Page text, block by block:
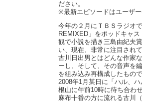
ださい。
※最新エピソードはユーザ
今年の２月にＴＢＳラジオ
REMIXED」をポッドキャ
観で小説を描き三島由紀夫
い、現在、非常に注目され
古川日出男とはどんな作家
ーし、そして、その音声を
を組み込み再構成したもの
2008年1月某日に「ハル、
根山に午前10時に待ち合わ
麻布十番の方に流れる古川